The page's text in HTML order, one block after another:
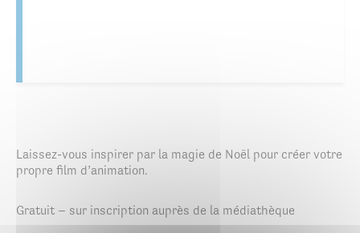
Laissez-vous inspirer par la magie de Noël pour créer votre
propre film d’animation.
Gratuit – sur inscription auprès de la médiathèque